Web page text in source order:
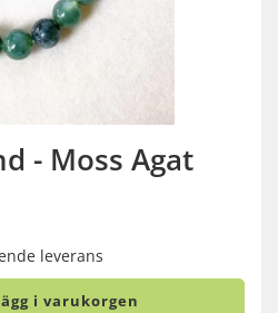
- Moss Agat
leverans
i varukorgen